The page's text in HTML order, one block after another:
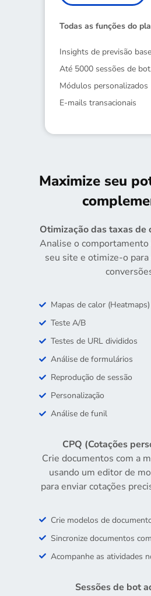
Todas as funções do
Insights de previsão
Até 5000 sessões de
Módulos personalizados
E-mails transacionais
Maximize seu
Otimização das taxas de
Analise o
seu site e otimize-o
Mapas de calor (Heatmaps)
Teste A/B
Testes de URL divididos
Análise de formulários
Reprodução de sessão
Personalização
Análise de funil
CPQ (Cotações
Crie documentos com a
usando um editor de
para enviar cotações
Crie modelos de
Sincronize documentos
Acompanhe as atividades
Sessões de bot